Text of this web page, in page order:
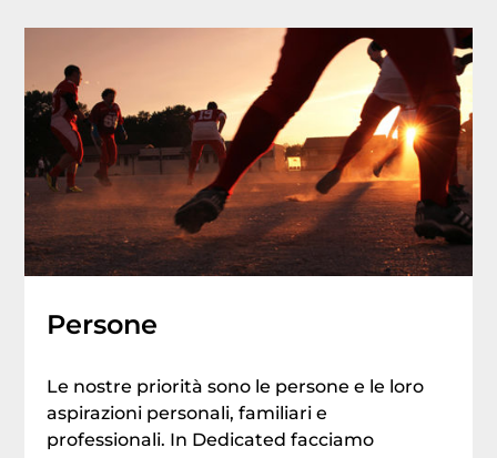
Persone
Le nostre priorità sono le persone e le loro
aspirazioni personali, familiari e
professionali. In Dedicated facciamo